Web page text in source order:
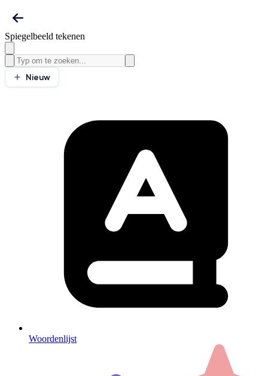
Spiegelbeeld tekenen
Nieuw
Woordenlijst